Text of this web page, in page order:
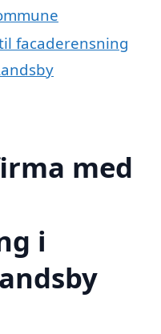
facaderensning
med
i